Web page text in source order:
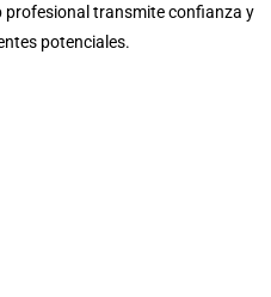
profesional transmite confianza y
potenciales.